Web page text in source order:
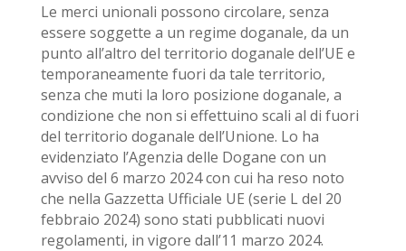
Le merci unionali possono circolare, senza
essere soggette a un regime doganale, da un
punto all’altro del territorio doganale dell’UE e
temporaneamente fuori da tale territorio,
senza che muti la loro posizione doganale, a
condizione che non si effettuino scali al di fuori
del territorio doganale dell’Unione. Lo ha
evidenziato l’Agenzia delle Dogane con un
avviso del 6 marzo 2024 con cui ha reso noto
che nella Gazzetta Ufficiale UE (serie L del 20
febbraio 2024) sono stati pubblicati nuovi
regolamenti, in vigore dall’11 marzo 2024.